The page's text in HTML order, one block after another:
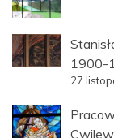
1900-
27